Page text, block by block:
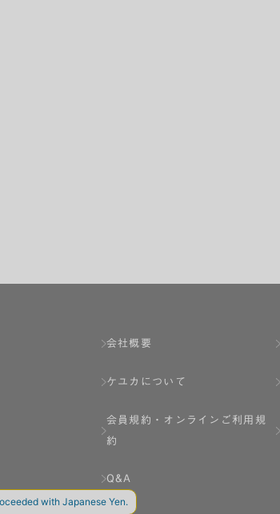
会社概要
ケユカについて
会員規約・
オンラインご利用規
約
Q&A